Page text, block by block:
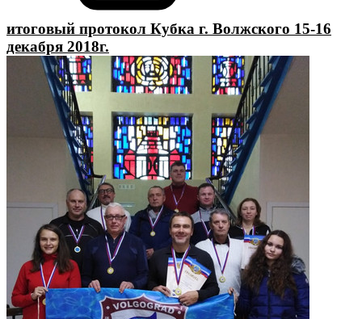
итоговый протокол Кубка г. Волжского 15-16
декабря 2018г.